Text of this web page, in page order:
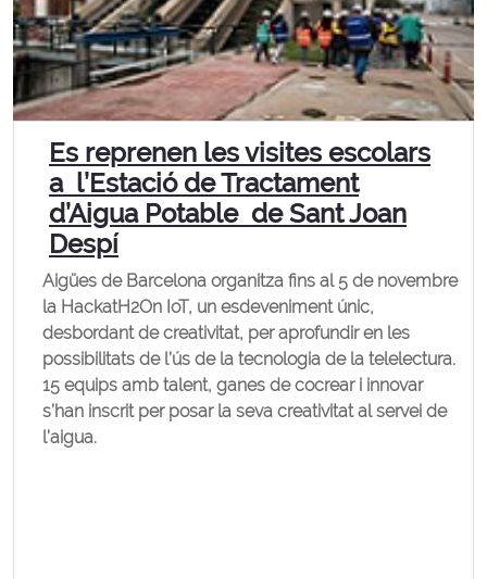
Es reprenen les visites escolars
a l’Estació de Tractament
d’Aigua Potable de Sant Joan
Despí
Aigües de Barcelona organitza fins al 5 de novembre
la HackatH2On IoT, un esdeveniment únic,
desbordant de creativitat, per aprofundir en les
possibilitats de l’ús de la tecnologia de la telelectura.
15 equips amb talent, ganes de cocrear i innovar
s’han inscrit per posar la seva creativitat al servei de
l’aigua.